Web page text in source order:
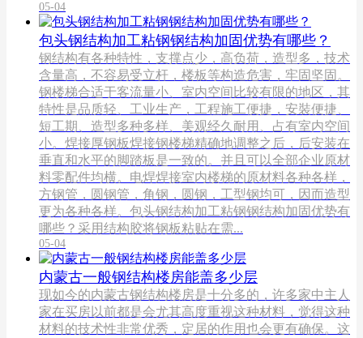
05-04
包头钢结构加工粘钢钢结构加固优势有哪些？
钢结构有各种特性，支撑点少，高负荷，造型多，技术
含量高，不容易受立杆，楼板等构造危害，牢固坚固。
钢楼梯合适于客流量小、室内空间比较有限的地区，其
特性是品质轻、工业生产，工程施工便捷，安裝便捷、
短工期、造型多种多样、美观经久耐用、占有室内空间
小。焊接厚钢板焊接钢楼梯精确地调整之后，后安装在
垂直和水平的脚踏板是一致的。并且可以全部企业原材
料零配件均横。电焊焊接室内楼梯的原材料各种各样，
方钢管，圆钢管，角钢，圆钢，工型钢均可，因而造型
更为各种各样。包头钢结构加工粘钢钢结构加固优势有
哪些？采用结构胶将钢板粘贴在需...
05-04
内蒙古一般钢结构楼房能盖多少层
现如今的内蒙古钢结构楼房是十分多的，许多家中主人
家在买房以前都是会尤其高度重视这种材料，觉得这种
材料的技术性非常优秀，定居的作用也会更有确保。这